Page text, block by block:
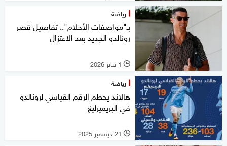
رياضة
بـ"مواصفات الأحلام".. تفاصيل قصر
رونالدو الجديد بعد الاعتزال
l 1 يناير 2026
رياضة
هالاند يحطم الرقم القياسي لرونالدو
في البريميرليغ
l 21 ديسمبر 2025